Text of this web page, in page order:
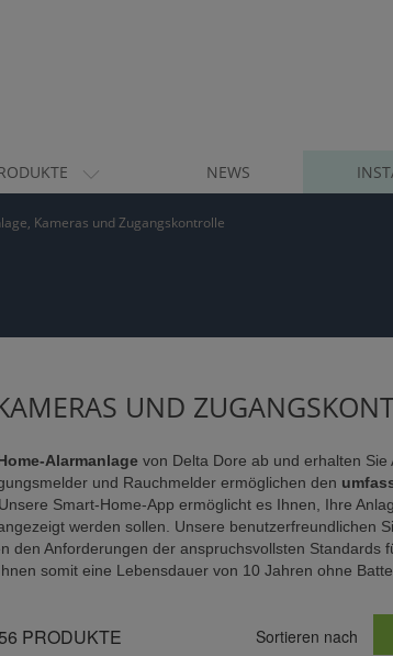
NEWS
Kameras und Zugangskontrolle
UND
Alarmanlage von Delta Dore ab und erhalten
und Rauchmelder ermöglichen den
Smart-Home-App ermöglicht es Ihnen, Ihre
werden sollen. Unsere benutzerfreundlichen
den Anforderungen der anspruchsvollsten Standards
somit eine Lebensdauer von 10 Jahren ohne
PRODUKTE Sortieren nach